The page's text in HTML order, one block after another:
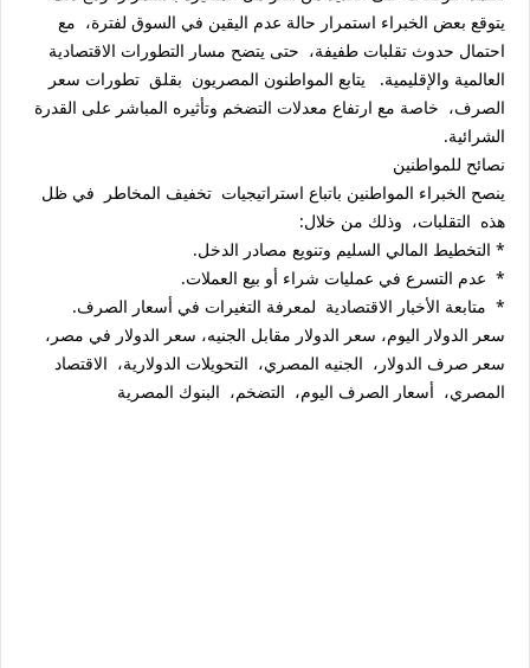
يتوقع بعض الخبراء استمرار حالة عدم اليقين في السوق لفترة، مع
احتمال حدوث تقلبات طفيفة، حتى يتضح مسار التطورات الاقتصادية
العالمية والإقليمية. يتابع المواطنون المصريون بقلق تطورات سعر
الصرف، خاصة مع ارتفاع معدلات التضخم وتأثيره المباشر على القدرة
الشرائية.
نصائح للمواطنين
ينصح الخبراء المواطنين باتباع استراتيجيات تخفيف المخاطر في ظل
هذه التقلبات، وذلك من خلال:
* التخطيط المالي السليم وتنويع مصادر الدخل.
* عدم التسرع في عمليات شراء أو بيع العملات.
* متابعة الأخبار الاقتصادية لمعرفة التغيرات في أسعار الصرف.
سعر الدولار اليوم، سعر الدولار مقابل الجنيه، سعر الدولار في مصر،
سعر صرف الدولار، الجنيه المصري، التحويلات الدولارية، الاقتصاد
المصري، أسعار الصرف اليوم، التضخم، البنوك المصرية